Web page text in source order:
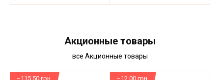
Акционные товары
все Акционные товары
–115.50 грн –12.00 грн